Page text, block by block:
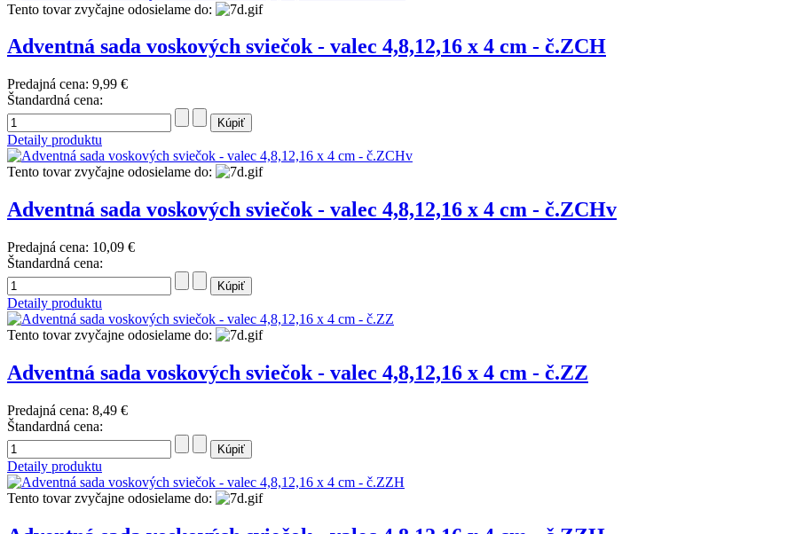
Tento tovar zvyčajne odosielame do:
Adventná sada voskových sviečok - valec 4,8,12,16 x 4 cm - č.ZCH
Predajná cena: 9,99 €
Štandardná cena:
Detaily produktu
Tento tovar zvyčajne odosielame do:
Adventná sada voskových sviečok - valec 4,8,12,16 x 4 cm - č.ZCHv
Predajná cena: 10,09 €
Štandardná cena:
Detaily produktu
Tento tovar zvyčajne odosielame do:
Adventná sada voskových sviečok - valec 4,8,12,16 x 4 cm - č.ZZ
Predajná cena: 8,49 €
Štandardná cena:
Detaily produktu
Tento tovar zvyčajne odosielame do: